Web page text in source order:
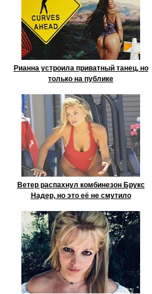
Рианна устроила приватный танец, но
только на публике
Ветер распахнул комбинезон Брукс
Надер, но это её не смутило